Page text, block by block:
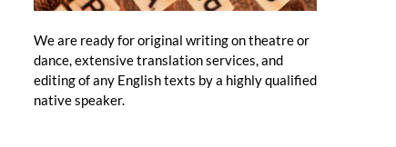
We are ready for original writing on theatre or
dance, extensive translation services, and
editing of any English texts by a highly qualified
native speaker.